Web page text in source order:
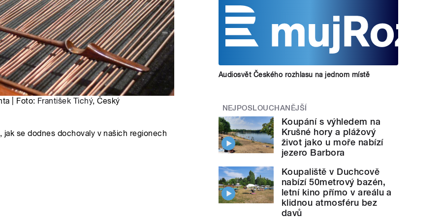
| Foto: František Tichý, Český
se dodnes dochovaly v našich regionech
Audiosvět Českého rozhlasu na jednom místě
NEJPOSLOUCHANĚJŠÍ
Koupání s výhledem na
Krušné hory a plážový
život jako u moře nabízí
jezero Barbora
Koupaliště v Duchcově
nabízí 50metrový bazén,
letní kino přímo v areálu a
klidnou atmosféru bez
davů